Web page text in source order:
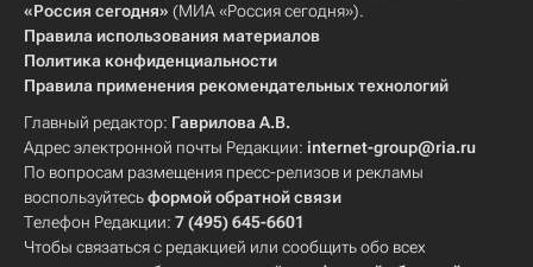
«Россия сегодня» (МИА «Россия сегодня»).
Правила использования материалов
Политика конфиденциальности
Правила применения рекомендательных технологий
Главный редактор: Гаврилова А.В.
Адрес электронной почты Редакции: internet-group@ria.ru
По вопросам размещения пресс-релизов и рекламы
воспользуйтесьформой обратной связи
Телефон Редакции: 7 (495) 645-6601
Чтобы связаться с редакцией или сообщить обо всех